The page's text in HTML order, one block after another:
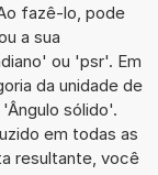
fazê-lo, pode
a sua
ou 'psr'. Em
da unidade de
sólido'.
em todas as
resultante, você